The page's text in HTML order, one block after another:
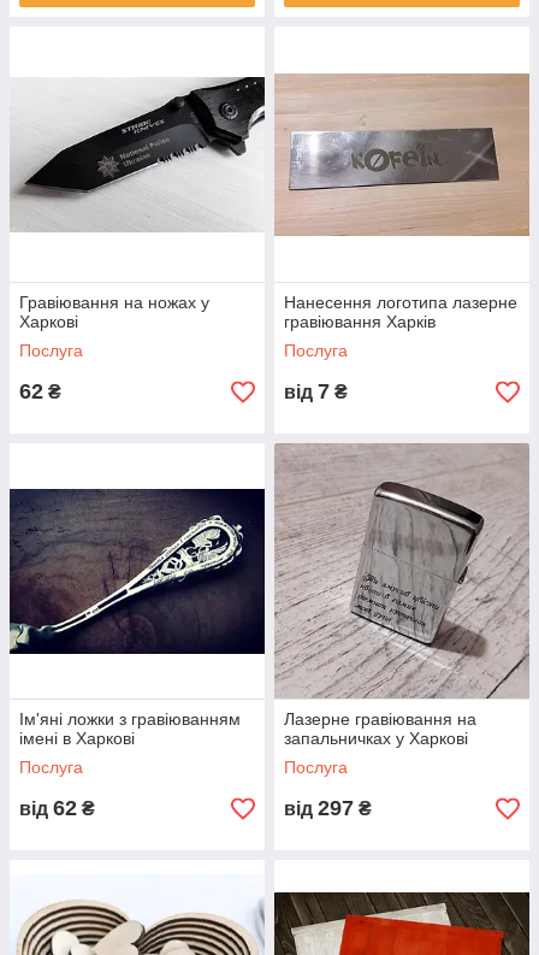
Гравіювання на ножах у
Харкові
Послуга
62 ₴
Нанесення логотипа лазерне
гравіювання Харків
Послуга
від 7 ₴
Ім'яні ложки з гравіюванням
імені в Харкові
Послуга
від 62 ₴
Лазерне гравіювання на
запальничках у Харкові
Послуга
від 297 ₴